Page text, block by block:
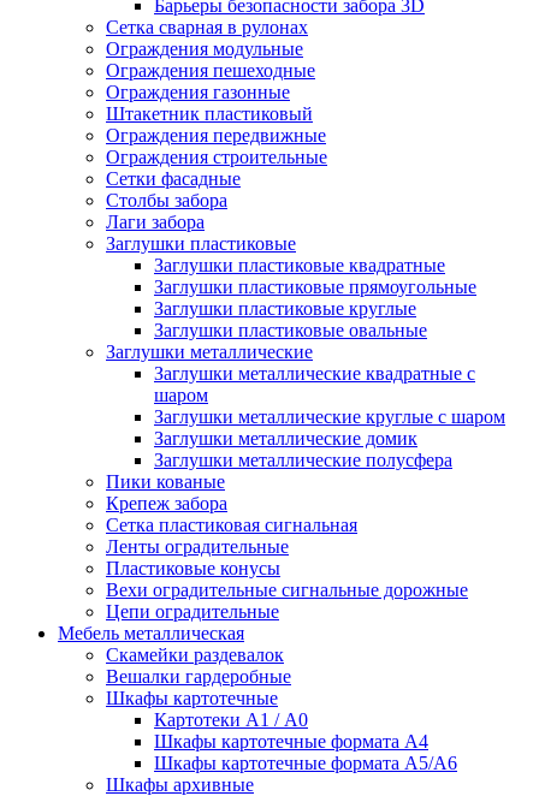
Барьеры безопасности забора 3D
Сетка сварная в рулонах
Ограждения модульные
Ограждения пешеходные
Ограждения газонные
Штакетник пластиковый
Ограждения передвижные
Ограждения строительные
Сетки фасадные
Столбы забора
Лаги забора
Заглушки пластиковые
Заглушки пластиковые квадратные
Заглушки пластиковые прямоугольные
Заглушки пластиковые круглые
Заглушки пластиковые овальные
Заглушки металлические
Заглушки металлические квадратные с
шаром
Заглушки металлические круглые с шаром
Заглушки металлические домик
Заглушки металлические полусфера
Пики кованые
Крепеж забора
Сетка пластиковая сигнальная
Ленты оградительные
Пластиковые конусы
Вехи оградительные сигнальные дорожные
Цепи оградительные
Мебель металлическая
Скамейки раздевалок
Вешалки гардеробные
Шкафы картотечные
Картотеки А1 / А0
Шкафы картотечные формата А4
Шкафы картотечные формата А5/А6
Шкафы архивные